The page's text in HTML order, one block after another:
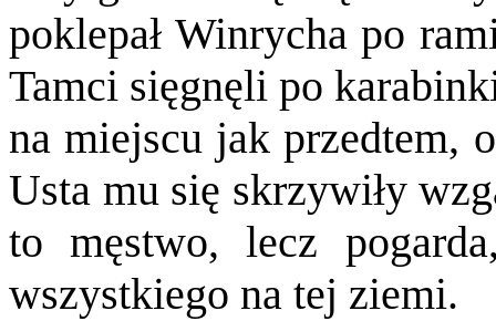
poklepał Winrycha po
Tamci sięgnęli po
na miejscu jak przedtem,
Usta mu się skrzywiły
to męstwo, lecz
wszystkiego na tej ziemi.